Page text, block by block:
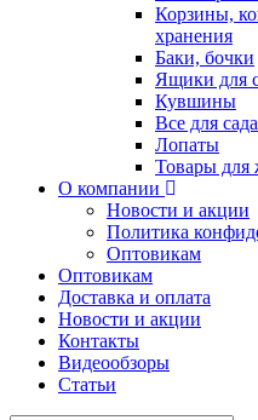
Корзины,
хранения
Баки, бочки
Ящики для
Кувшины
Все для сада
Лопаты
Товары для
О компании
Новости и акции
Политика
Оптовикам
Оптовикам
Доставка и оплата
Новости и акции
Контакты
Видеообзоры
Статьи